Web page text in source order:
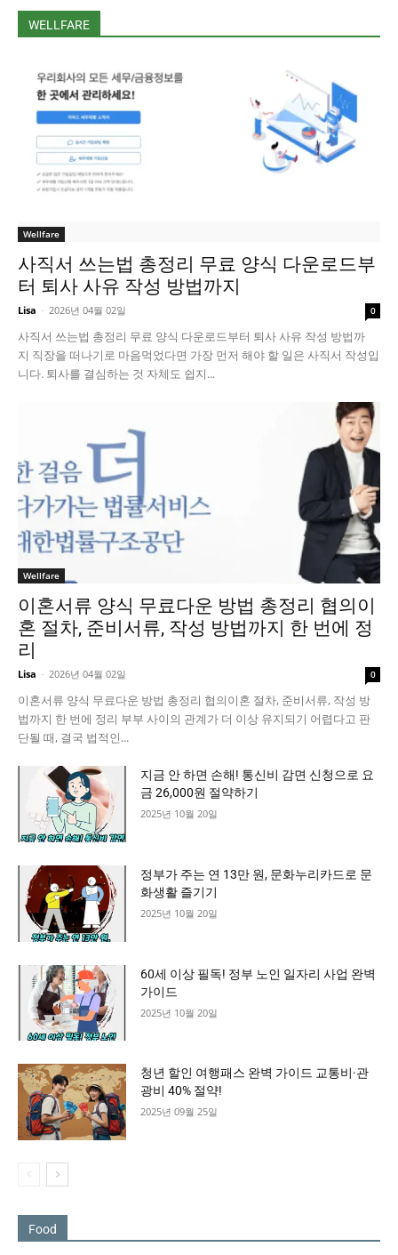
WELLFARE
Wellfare
사직서 쓰는법 총정리 무료 양식 다운로드부
터 퇴사 사유 작성 방법까지
Lisa - 2026년 04월 02일 0
사직서 쓰는법 총정리 무료 양식 다운로드부터 퇴사 사유 작성 방법까
지 직장을 떠나기로 마음먹었다면 가장 먼저 해야 할 일은 사직서 작성입
니다. 퇴사를 결심하는 것 자체도 쉽지...
Wellfare
이혼서류 양식 무료다운 방법 총정리 협의이
혼 절차, 준비서류, 작성 방법까지 한 번에 정
리
Lisa - 2026년 04월 02일 0
이혼서류 양식 무료다운 방법 총정리 협의이혼 절차, 준비서류, 작성 방
법까지 한 번에 정리 부부 사이의 관계가 더 이상 유지되기 어렵다고 판
단될 때, 결국 법적인...
지금 안 하면 손해! 통신비 감면 신청으로 요
금 26,000원 절약하기
2025년 10월 20일
정부가 주는 연 13만 원, 문화누리카드로 문
화생활 즐기기
2025년 10월 20일
60세 이상 필독! 정부 노인 일자리 사업 완벽
가이드
2025년 10월 20일
청년 할인 여행패스 완벽 가이드 교통비·관
광비 40% 절약!
2025년 09월 25일
Food